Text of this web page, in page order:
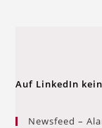
Auf LinkedIn
Newsfeed –